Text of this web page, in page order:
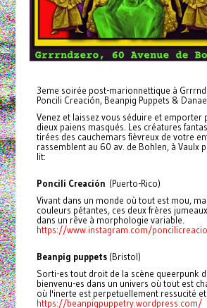
3eme soirée post-marionnettique à
Poncili Creación, Beanpig Puppets &
Venez et laissez vous séduire et emporter
dieux paiens masqués. Les créatures
tirées des cauchemars fièvreux de votre
rassemblent au 60 av. de Bohlen, à Vaulx
lit:
Poncili Creación (Puerto-Rico)
Vivant dans un monde où tout est mou,
couleurs pétantes, ces deux frères
dans un rêve à morphologie variable.
https://www.instagram.com/
Beanpig puppets (Bristol)
Sorti-es tout droit de la scène queerpunk
bienvenu-es dans un univers où tout est
où l'inerte est perpetuellement ressucité et
https://beanpigpuppetry.wordpress.com/